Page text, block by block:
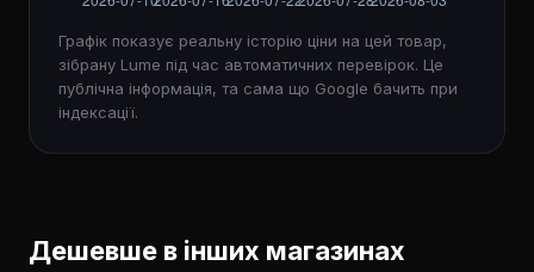
Графік показує реальну історію ціни на цей товар,
зібрану Lume під час автоматичних перевірок. Це
публічна інформація, та сама що Google бачить при
індексації.
Дешевше в інших магазинах